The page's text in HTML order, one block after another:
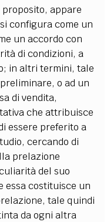
appare
configura come un
un accordo con
di condizioni, a
in altri termini, tale
o ad un
di vendita,
che attribuisce
essere preferito a
cercando di
prelazione
del suo
essa costituisce un
tale quindi
da ogni altra